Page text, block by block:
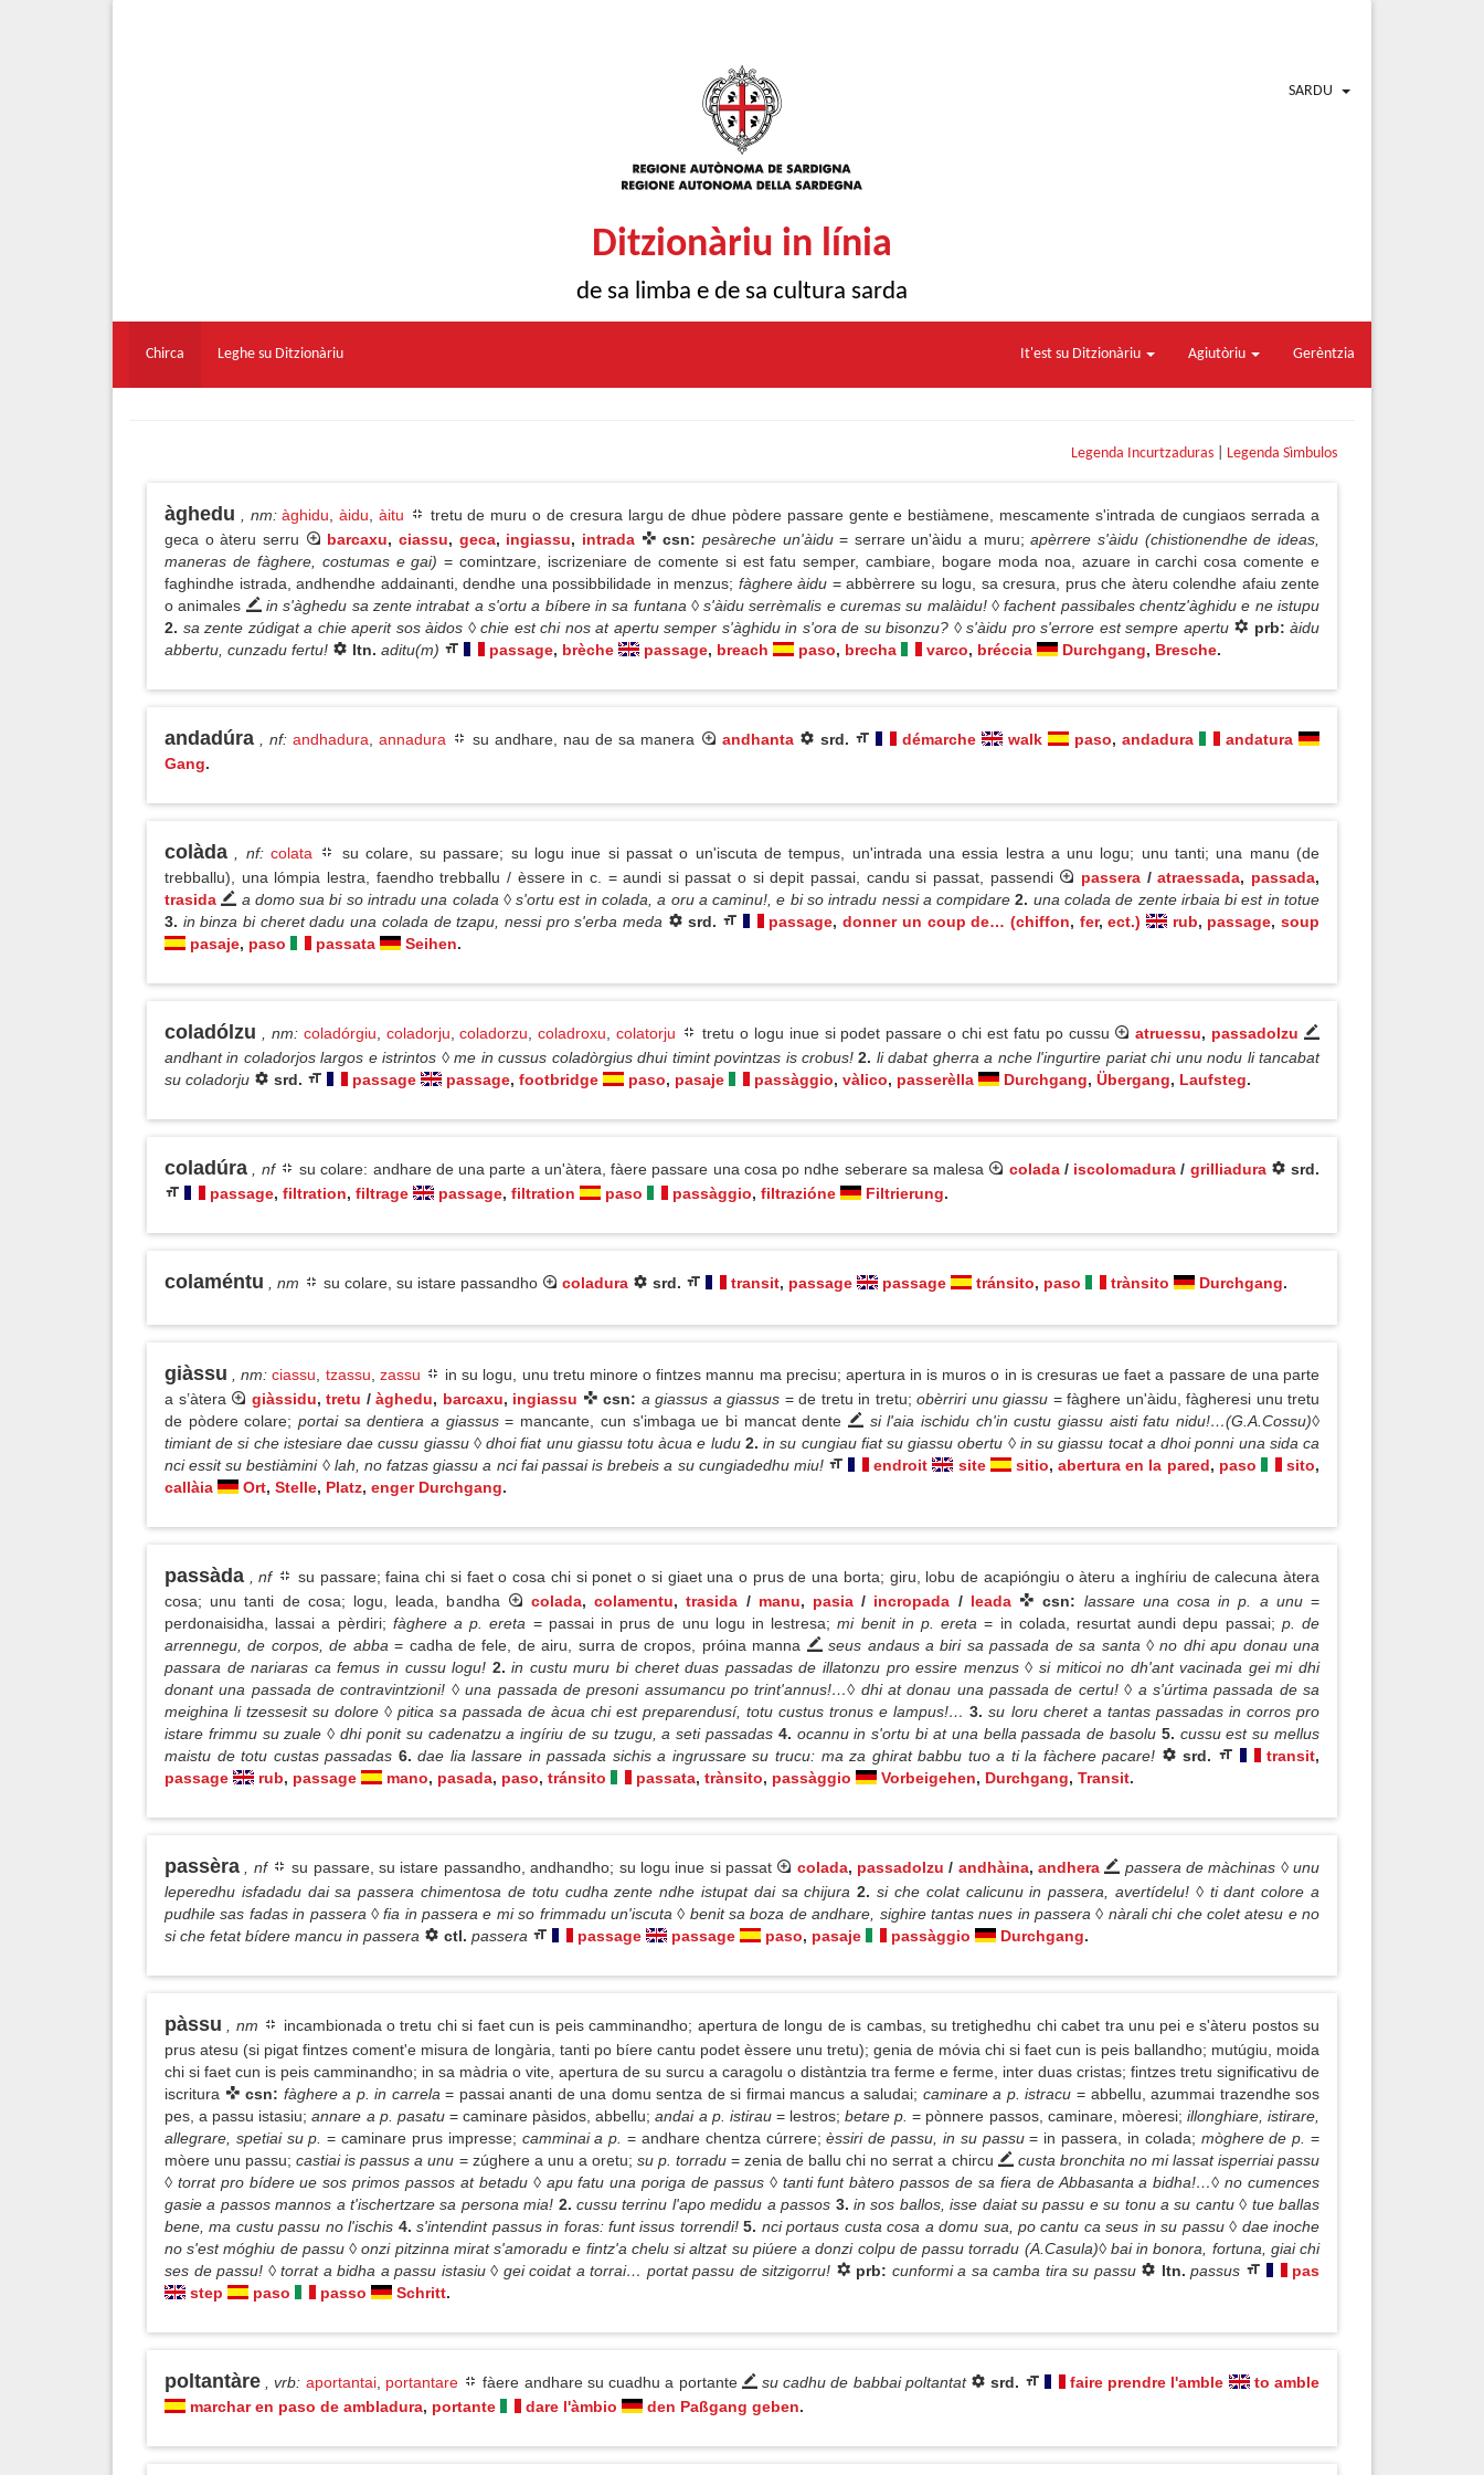
SARDU
Ditzionàriu in línia
de sa limba e de sa cultura sarda
Chirca Leghe su Ditzionàriu It'est su Ditzionàriu Agiutòriu Gerèntzia
Legenda Incurtzaduras Legenda Sìmbulos
àghedu , nm: àghidu ,àidu ,àitu
tretu de muru o de cresura largu de dhue pòdere passare gente e bestiàmene, mescamente s'intrada de cungiaos serrada a
geca o àteru serru
barcaxu, ciassu, geca, ingiassu, intrada csn: pesàreche un'àidu= serrare un'àidu a muru; apèrrere s'àidu (chistionendhe de ideas,
maneras de fàghere, costumas e gai)= comintzare, iscrizeniare de comente si est fatu semper, cambiare, bogare moda noa, azuare in carchi cosa comente e
faghindhe istrada, andhendhe addainanti, dendhe una possibbilidade in menzus; fàghere àidu = abbèrrere su logu, sa cresura, prus che àteru colendhe afaiu zente
o animales
in s'àghedu sa zente intrabat a s'ortu a bíbere in sa funtana ◊ s'àidu serrèmalis e curemas su malàidu! ◊ fachent passibales chentz'àghidu e ne istupu
2. sa zente zúdigat a chie aperit sos àidos ◊ chie est chi nos at apertu semper s'àghidu in s'ora de su bisonzu? ◊ s'àidu pro s'errore est sempre apertu prb: àidu
abbertu, cunzadu fertu!
ltn. aditu(m) passage, brèche passage, breach paso, brecha varco, bréccia Durchgang, Bresche.
andadúra , nf: andhadura ,annadura su andhare, nau de sa manera andhanta srd. démarche walk paso, andadura
andatura
Gang.
colàda , nf: colata
su colare, su passare; su logu inue si passat o un'iscuta de tempus, un'intrada una essia lestra a unu logu; unu tanti; una manu (de
trebballu), una lómpia lestra, faendho trebballu / èssere in c. = aundi si passat o si depit passai, candu si passat, passendi
passera / atraessada, passada,
trasida
a domo sua bi so intradu una colada ◊ s'ortu est in colada, a oru a caminu!, e bi so intradu nessi a compidare2. una colada de zente irbaia bi est in totue
3. in binza bi cheret dadu una colada de tzapu, nessi pro s'erba meda srd. passage, donner un coup de… (chiffon, fer, ect.) rub, passage, soup
pasaje, paso passata Seihen.
coladólzu , nm: coladórgiu coladorju ,coladorzu ,coladroxu ,colatorju tretu o logu inue si podet passare o chi est fatu po cussu atruessu, passadolzu
andhant in coladorjos largos e istrintos ◊ me in cussus coladòrgius dhui timint povintzas is crobus! 2. li dabat gherra a nche l'ingurtire pariat chi unu nodu li tancabat
su coladorju
srd. passage passage, footbridge paso, pasaje passàggio, vàlico, passerèlla Durchgang, Übergang, Laufsteg.
coladúra , nf su colare: andhare de una parte a un'àtera, fàere passare una cosa po ndhe seberare sa malesa colada / iscolomadura / grilliadura
srd.
passage, filtration, filtrage passage, filtration paso passàggio, filtrazióne Filtrierung.
colaméntu , nm su colare, su istare passandho coladura srd. transit, passage passage tránsito, paso trànsito Durchgang.
giàssu , nm: ciassu tzassu zassu
in su logu, unu tretu minore o fintzes mannu ma precisu; apertura in is muros o in is cresuras ue faet a passare de una parte
a s’àtera
giàssidu, tretu / àghedu, barcaxu, ingiassu csn: a giassus a giassus = de tretu in tretu; obèrriri unu giassu = fàghere un'àidu, fàgheresi unu tretu
de pòdere colare; portai sa dentiera a giassus= mancante, cun s'imbaga ue bi mancat dente
si l'aia ischidu ch'in custu giassu aisti fatu nidu!…(G.A.Cossu)◊
timiant de si che istesiare dae cussu giassu ◊ dhoi fiat unu giassu totu àcua e ludu 2.in su cungiau fiat su giassu obertu ◊ in su giassu tocat a dhoi ponni una sida ca
nci essit su bestiàmini ◊ lah, no fatzas giassu a nci fai passai is brebeis a su cungiadedhu miu!
endroit site sitio, abertura en la pared, paso sito,
callàia
Ort, Stelle, Platz, enger Durchgang.
passàda , nf
su passare; faina chi si faet o cosa chi si ponet o si giaet una o prus de una borta; giru, lobu de acapióngiu o àteru a inghíriu de calecuna àtera
cosa; unu tanti de cosa; logu, leada, bandha
colada,colamentu,trasida / manu, pasia / incropada / leada csn: lassare una cosa in p. a unu=
perdonaisidha, lassai a pèrdiri; fàghere a p. ereta = passai in prus de unu logu in lestresa; mi benit in p. ereta= in colada, resurtat aundi depu passai; p. de
arrennegu, de corpos, de abba= cadha de fele, de airu, surra de cropos, próina manna
seus andaus a biri sa passada de sa santa ◊ no dhi apu donau una
passara de nariaras ca femus in cussu logu! 2.in custu muru bi cheret duas passadas de illatonzu pro essire menzus ◊ si miticoi no dh'ant vacinada gei mi dhi
donant una passada de contravintzioni! ◊ una passada de presoni assumancu po trint'annus!…◊ dhi at donau una passada de certu! ◊ a s'úrtima passada de sa
meighina li tzessesit su dolore ◊ pitica sa passada de àcua chi est preparendusí, totu custus tronus e lampus!… 3.su loru cheret a tantas passadas in corros pro
istare frimmu su zuale ◊ dhi ponit su cadenatzu a ingíriu de su tzugu, a seti passadas 4. ocannu in s'ortu bi at una bella passada de basolu 5. cussu est su mellus
maistu de totu custas passadas 6.dae lia lassare in passada sichis a ingrussare su trucu: ma za ghirat babbu tuo a ti la fàchere pacare! srd. transit,
passage
rub, passage mano, pasada, paso, tránsito passata, trànsito, passàggio Vorbeigehen, Durchgang, Transit.
passèra , nf su passare, su istare passandho, andhandho; su logu inue si passat colada, passadolzu / andhàina,andhera
passera de màchinas ◊ unu
leperedhu isfadadu dai sa passera chimentosa de totu cudha zente ndhe istupat dai sa chijura2.si che colat calicunu in passera, avertídelu! ◊ ti dant colore a
pudhile sas fadas in passera ◊ fia in passera e mi so frimmadu un'iscuta ◊ benit sa boza de andhare, sighire tantas nues in passera ◊ nàrali chi che colet atesu e no
si che fetat bídere mancu in passera
ctl. passera passage passage paso, pasaje passàggio Durchgang.
pàssu , nm
incambionada o tretu chi si faet cun is peis camminandho; apertura de longu de is cambas, su tretighedhu chi cabet tra unu pei e s'àteru postos su
prus atesu (si pigat fintzes coment'e misura de longària, tanti po bíere cantu podet èssere unu tretu); genia de móvia chi si faet cun is peis ballandho; mutúgiu, moida
chi si faet cun is peis camminandho; in sa màdria o vite, apertura de su surcu a caragolu o distàntzia tra ferme e ferme, inter duas cristas; fintzes tretu significativu de
iscritura
csn: fàghere a p. in carrela= passai ananti de una domu sentza de si firmai mancus a saludai; caminare a p. istracu = abbellu, azummai trazendhe sos
pes, a passu istasiu; annare a p. pasatu = caminare pàsidos, abbellu; andai a p. istirau = lestros; betare p.= pònnere passos, caminare, mòeresi; illonghiare, istirare,
allegrare, spetiai su p.= caminare prus impresse; camminai a p.= andhare chentza cúrrere; èssiri de passu, in su passu= in passera, in colada; mòghere de p.=
mòere unu passu; castiai is passus a unu = zúghere a unu a oretu; su p. torradu= zenia de ballu chi no serrat a chircu
custa bronchita no mi lassat isperriai passu
◊ torrat pro bídere ue sos primos passos at betadu ◊ apu fatu una poriga de passus ◊ tanti funt bàtero passos de sa fiera de Abbasanta a bidha!…◊ no cumences
gasie a passos mannos a t'ischertzare sa persona mia! 2.cussu terrinu l'apo medidu a passos 3. in sos ballos, isse daiat su passu e su tonu a su cantu ◊ tue ballas
bene, ma custu passu no l'ischis 4.s'intendint passus in foras: funt issus torrendi!5. nci portaus custa cosa a domu sua, po cantu ca seus in su passu ◊ dae inoche
no s'est móghiu de passu ◊ onzi pitzinna mirat s'amoradu e fintz'a chelu si altzat su piúere a donzi colpu de passu torradu (A.Casula)◊ bai in bonora, fortuna, giai chi
ses de passu! ◊ torrat a bidha a passu istasiu ◊ gei coidat a torrai… portat passu de sitzigorru!
prb: cunformi a sa camba tira su passu ltn.passus
pas
step
paso passo Schritt.
poltantàre , vrb: aportantai, portantare fàere andhare su cuadhu a portante su cadhu de babbai poltantat srd. faire prendre l'amble
to amble
marchar en paso de ambladura, portante dare l'àmbio den Paßgang geben.